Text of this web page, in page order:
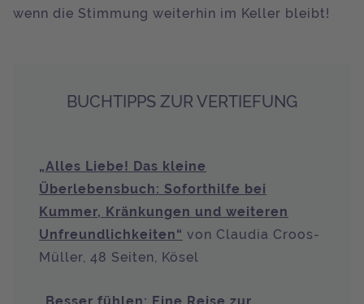
wenn die Stimmung weiterhin im Keller bleibt!
BUCHTIPPS ZUR VERTIEFUNG
„Alles Liebe! Das kleine
Überlebensbuch: Soforthilfe bei
Kummer, Kränkungen und weiteren
Unfreundlichkeiten“ von Claudia Croos-
Müller, 48 Seiten, Kösel